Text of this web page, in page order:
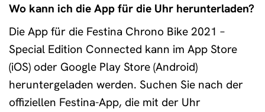
Wo kann ich die App für die Uhr herunterladen?
Die App für die Festina Chrono Bike 2021 –
Special Edition Connected kann im App Store
(iOS) oder Google Play Store (Android)
heruntergeladen werden. Suchen Sie nach der
offiziellen Festina-App, die mit der Uhr